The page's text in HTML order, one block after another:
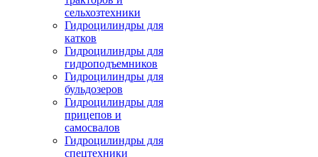
сельхозтехники
Гидроцилиндры для
катков
Гидроцилиндры для
гидроподъемников
Гидроцилиндры для
бульдозеров
Гидроцилиндры для
прицепов и
самосвалов
Гидроцилиндры для
спецтехники